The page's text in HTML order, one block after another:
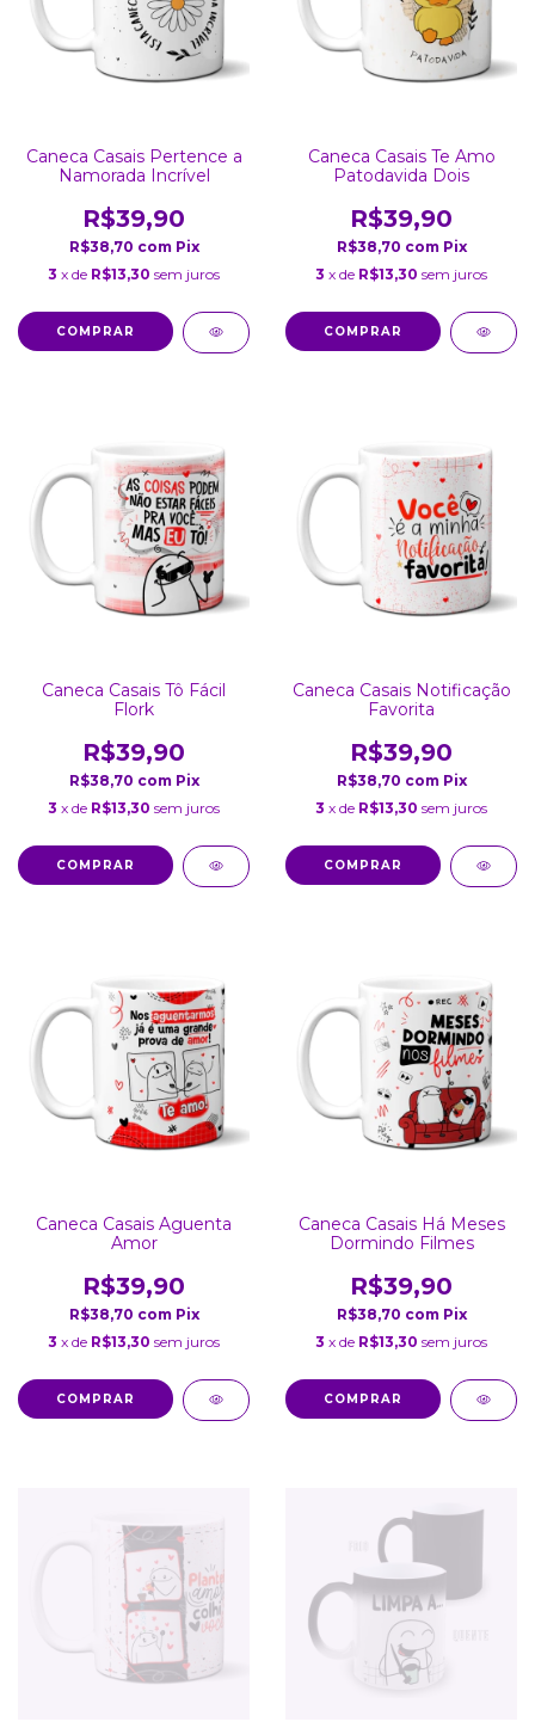
Caneca Casais Pertence a
Namorada Incrível
R$39,90
R$38,70 com Pix
3 x de R$13,30 sem juros
COMPRAR
Caneca Casais Te Amo
Patodavida Dois
R$39,90
R$38,70 com Pix
3 x de R$13,30 sem juros
COMPRAR
Caneca Casais Tô Fácil
Flork
R$39,90
R$38,70 com Pix
3 x de R$13,30 sem juros
COMPRAR
Caneca Casais Notificação
Favorita
R$39,90
R$38,70 com Pix
3 x de R$13,30 sem juros
COMPRAR
Caneca Casais Aguenta
Amor
R$39,90
R$38,70 com Pix
3 x de R$13,30 sem juros
COMPRAR
Caneca Casais Há Meses
Dormindo Filmes
R$39,90
R$38,70 com Pix
3 x de R$13,30 sem juros
COMPRAR